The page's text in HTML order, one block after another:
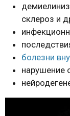
склероз и
болезни
нарушение